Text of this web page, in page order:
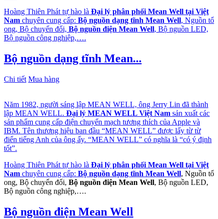
Hoàng Thiên Phát tự hào là Đại lý phân phối Mean Well tại Việt
Nam chuyên cung cấp: Bộ nguồn dạng tĩnh Mean Well, Nguồn tổ
ong, Bộ chuyển đổi, Bộ nguồn điện Mean Well, Bộ nguồn LED,
Bộ nguồn công nghiệp,….
Bộ nguồn dạng tĩnh Mean...
Chi tiết Mua hàng
Năm 1982, người sáng lập MEAN WELL, ông Jerry Lin đã thành
lập MEAN WELL. Đại lý MEAN WELL Việt Nam sản xuất các
sản phẩm cung cấp điện chuyển mạch tương thích của Apple và
IBM. Tên thương hiệu ban đầu “MEAN WELL” được lấy từ từ
điển tiếng Anh của ông ấy. “MEAN WELL” có nghĩa là “có ý định
tốt”.
Hoàng Thiên Phát tự hào là Đại lý phân phối Mean Well tại Việt
Nam chuyên cung cấp: Bộ nguồn dạng tĩnh Mean Well, Nguồn tổ
ong, Bộ chuyển đổi, Bộ nguồn điện Mean Well, Bộ nguồn LED,
Bộ nguồn công nghiệp,….
Bộ nguồn điện Mean Well